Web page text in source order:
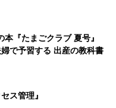
本『たまごクラブ 夏号』
婦で予習する 出産の教科書
ス管理』